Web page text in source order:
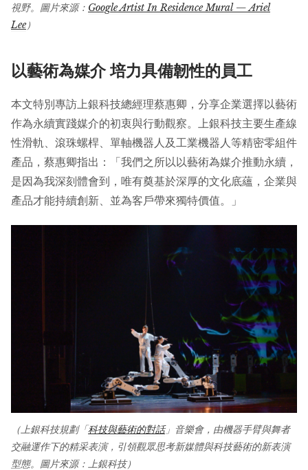
視野。圖片來源： Google Artist In Residence Mural — Ariel
Lee）
以藝術為媒介 培力具備韌性的員工
本文特別專訪上銀科技總經理蔡惠卿，分享企業選擇以藝術
作為永續實踐媒介的初衷與行動觀察。上銀科技主要生產線
性滑軌、滾珠螺桿、單軸機器人及工業機器人等精密零組件
產品，蔡惠卿指出：「我們之所以以藝術為媒介推動永續，
是因為我深刻體會到，唯有奠基於深厚的文化底蘊，企業與
產品才能持續創新、並為客戶帶來獨特價值。」
（上銀科技規劃「科技與藝術的對話」音樂會，由機器手臂與舞者
交融運作下的精采表演，引領觀眾思考新媒體與科技藝術的新表演
型態。圖片來源：上銀科技）